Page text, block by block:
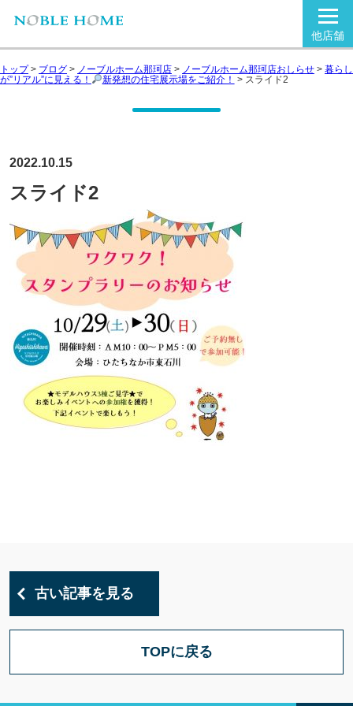
他店舗
トップ> ブログ > ノーブルホーム那珂店 > ノーブルホーム那珂店おしらせ > 暮らし
が”リアル”に見える！
新発想の住宅展示場をご紹介！ > スライド2
2022.10.15
スライド2
古い記事を見る
TOPに戻る